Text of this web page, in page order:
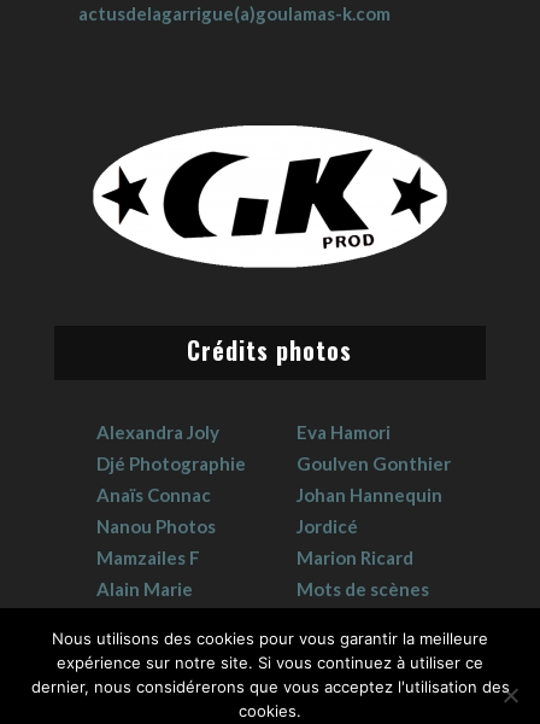
actusdelagarrigue(a)goulamas-k.com
Crédits photos
Alexandra Joly
Djé Photographie
Anaïs Connac
Nanou Photos
Mamzailes F
Alain Marie
Eva Hamori
Goulven Gonthier
Johan Hannequin
Jordicé
Marion Ricard
Mots de scènes
Nous utilisons des cookies pour vous garantir la meilleure
expérience sur notre site. Si vous continuez à utiliser ce
dernier, nous considérerons que vous acceptez l'utilisation des
cookies.